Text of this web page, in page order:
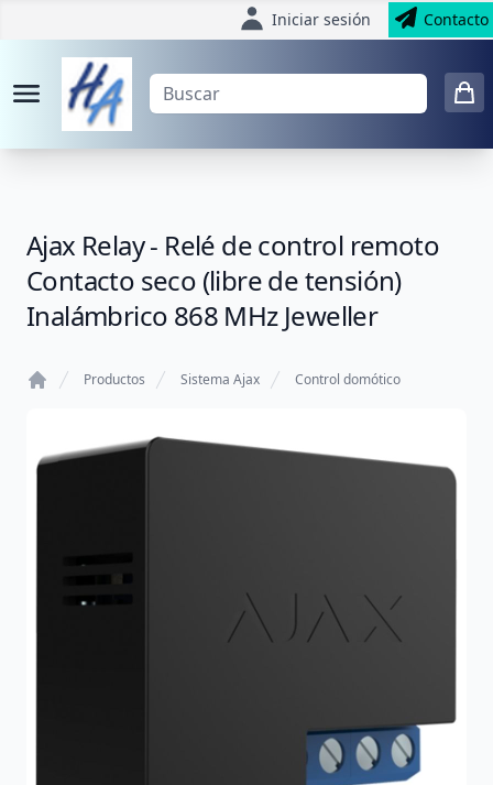
Iniciar sesión Contacto
Ajax Relay - Relé de control remoto
Contacto seco (libre de tensión)
Inalámbrico 868 MHz Jeweller
Productos Sistema Ajax Control domótico